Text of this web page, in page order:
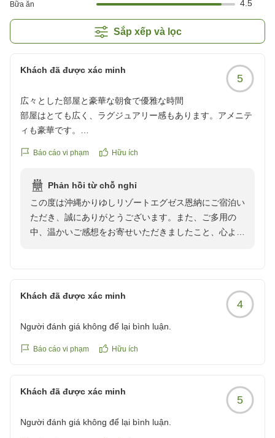
Bữa ăn 4.5
Sắp xếp và lọc
Khách đã được xác minh
5
広々とした部屋と豪華な朝食で優雅な時間
部屋はとても広く、ラグジュアリー感もあります。アメニテ
ィも豪華です。
ブッフェを利用しましたが、価格と比べてもとても満足のい
また利用したいです。
クチコミの詳細はこちらから
https://review.travel.rakuten.co.jp/hotel/voice/70318?
reviewId=33123478319464
Báo cáo vi phạm Hữu ích
Phản hồi từ chỗ nghỉ
この度は沖縄かりゆしリゾートエグゼス恩納にご宿泊い
ただき、誠にありがとうございます。また、ご多用の
中、温かいご感想をお寄せいただきましたこと、心より
ご満足いただけたとのこと、大変嬉しく拝読いたしまし
た。当ホテルは全室59.7以上のゆとりある空間をご用意
しており、日常を離れた優雅な時間をお過ごしいただけ
取り入れたお料理や多彩なメニューをご用意しておりま
すので、お楽しみいただけたご様子を大変嬉しく存じま
す。さらに、姉妹ホテルのディナーブッフェもご利用い
Khách đã được xác minh
4
Người đánh giá không để lại bình luận.
Báo cáo vi phạm Hữu ích
Khách đã được xác minh
5
Người đánh giá không để lại bình luận.